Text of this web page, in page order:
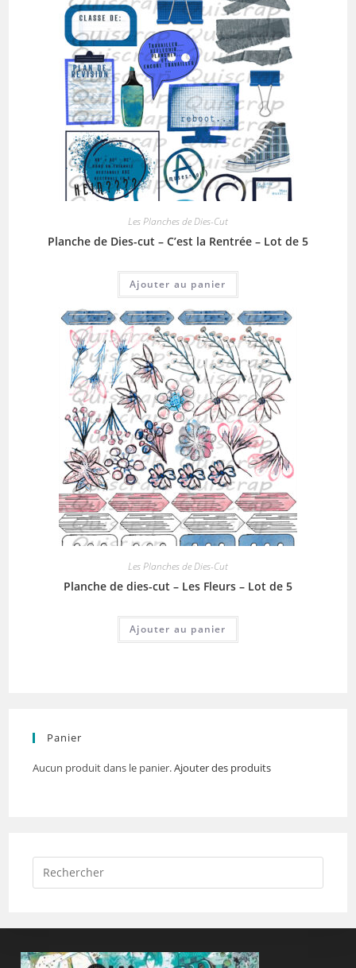
Les Planches de Dies-Cut
Planche de Dies-cut – C’est la Rentrée – Lot de 5
Ajouter au panier
Les Planches de Dies-Cut
Planche de dies-cut – Les Fleurs – Lot de 5
Ajouter au panier
Panier
Aucun produit dans le panier.Ajouter des produits